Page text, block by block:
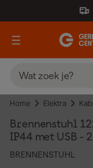
Home Elektra
Brennenstuhl
IP44 met USB -
BRENNENSTUHL